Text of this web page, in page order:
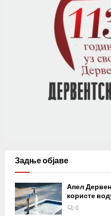
Задње објаве
Апел
користе
0